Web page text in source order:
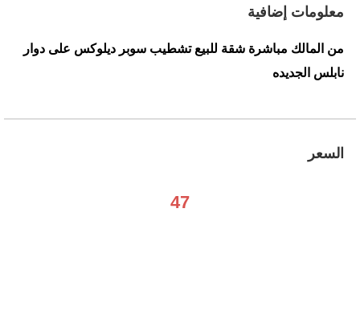
معلومات إضافية
من المالك مباشرة شقة للبيع تشطيب سوبر ديلوكس على دوار
نابلس الجديده
السعر
47